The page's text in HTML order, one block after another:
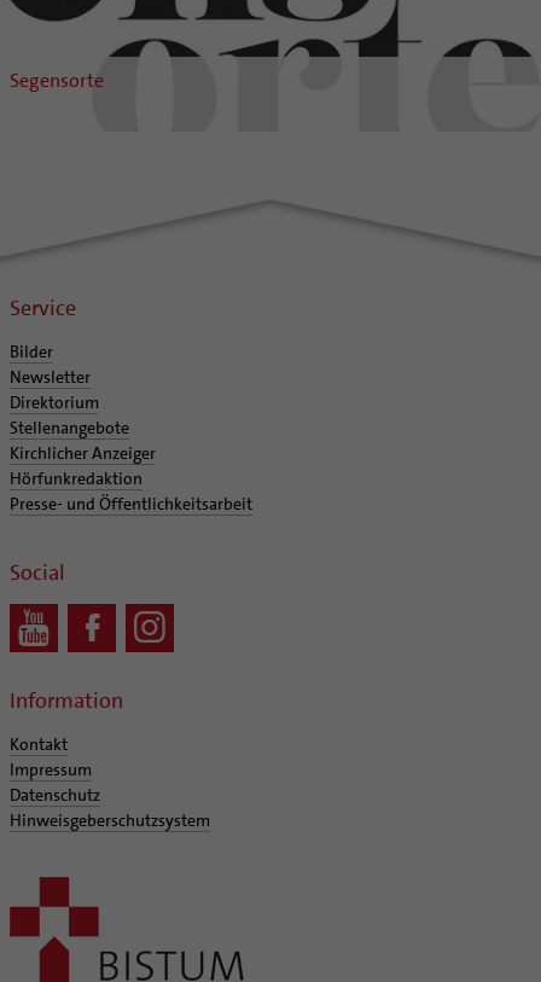
Segensorte
Service
Bilder
Newsletter
Direktorium
Stellenangebote
Kirchlicher Anzeiger
Hörfunkredaktion
Presse- und Öffentlichkeitsarbeit
Social
Information
Kontakt
Impressum
Datenschutz
Hinweisgeberschutzsystem